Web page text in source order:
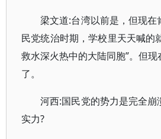
梁文道:台湾以前是，但现在
民党统治时期，学校里天天喊的
救水深火热中的大陆同胞”。但
了。
河西:国民党的势力是完全
实力?